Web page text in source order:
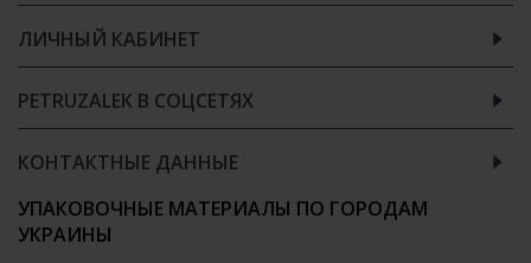
ЛИЧНЫЙ КАБИНЕТ
PETRUZALEK В СОЦСЕТЯХ
КОНТАКТНЫЕ ДАННЫЕ
УПАКОВОЧНЫЕ МАТЕРИАЛЫ ПО ГОРОДАМ
УКРАИНЫ